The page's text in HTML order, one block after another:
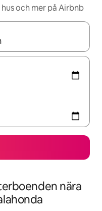
och mer på Airbnb
du navigera med upp- och
nära